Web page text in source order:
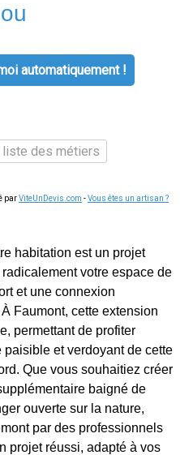
ou
automatiquement !
liste des métiers
parViteUnDevis.com -Vous êtes un artisan ?
habitation est un projet
votre espace de
et une connexion
Faumont, cette extension
permettant de profiter
et verdoyant de cette
Que vous souhaitiez créer
baigné de
ouverte sur la nature,
par des professionnels
projet réussi, adapté à vos